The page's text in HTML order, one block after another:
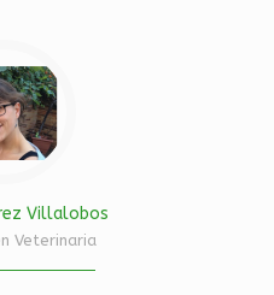
Villalobos
Veterinaria